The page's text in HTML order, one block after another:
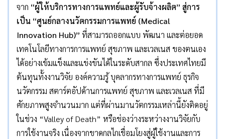
จาก “ผู้ให้บริการทางการแพทย์และผู้รับจ้างผลิต” สู่การ
เป็น “ศูนย์กลางนวัตกรรมการแพทย์ (Medical
Innovation Hub)” ที่สามารถออกแบบ พัฒนา และต่อยอด
เทคโนโลยีทางการการแพทย์ สุขภาพ และเวลเนส ของตนเอง
ได้อย่างเข้มแข็งและแข่งขันได้ในระดับสากล ซึ่งประเทศไทยมี
ต้นทุนทั้งงานวิจัย องค์ความรู้ บุคลากรทางการแพทย์ ธุรกิจ
นวัตกรรม สตาร์ตอัปด้านการแพทย์ สุขภาพ และเวลเนส ที่มี
ศักยภาพสูงจำนวนมาก แต่ที่ผ่านมานวัตกรรมเหล่านี้ยังติดอยู่
ในช่วง “Valley of Death” หรือช่องว่างระหว่างงานวิจัยกับ
การใช้งานจริง เนื่องจากขาดกลไกเชื่อมโยงสู่ผู้ใช้งานและการ